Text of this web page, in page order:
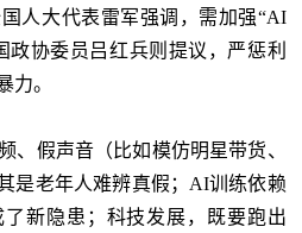
人大代表雷军强调，需加强“AI
政协委员吕红兵则提议，严惩利
力。
、假声音（比如模仿明星带货、
是老年人难辨真假；AI训练依赖
新隐患；科技发展，既要跑出